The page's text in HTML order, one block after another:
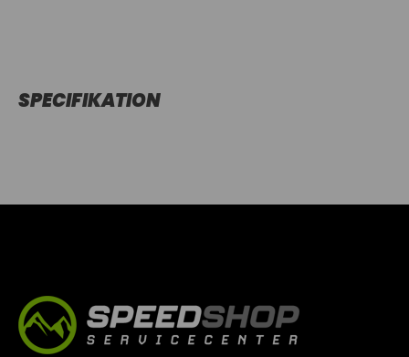
SPECIFIKATION